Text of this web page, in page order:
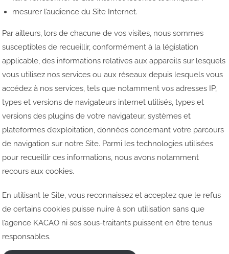
mesurer l’audience du Site Internet.
Par ailleurs, lors de chacune de vos visites, nous sommes
susceptibles de recueillir, conformément à la législation
applicable, des informations relatives aux appareils sur lesquels
vous utilisez nos services ou aux réseaux depuis lesquels vous
accédez à nos services, tels que notamment vos adresses IP,
types et versions de navigateurs internet utilisés, types et
versions des plugins de votre navigateur, systèmes et
plateformes d’exploitation, données concernant votre parcours
de navigation sur notre Site. Parmi les technologies utilisées
pour recueillir ces informations, nous avons notamment
recours aux cookies.
En utilisant le Site, vous reconnaissez et acceptez que le refus
de certains cookies puisse nuire à son utilisation sans que
l’agence KACAO ni ses sous-traitants puissent en être tenus
responsables.